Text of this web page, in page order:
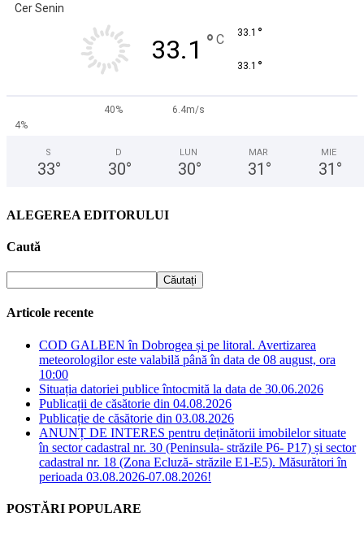
Cer Senin
33.1 ° C 33.1 °
33.1 °
40%
6.4m/s
4%
S
33°
D
30°
LUN
30°
MAR
31 °
MIE
31 °
ALEGEREA EDITORULUI
Caută
Articole recente
COD GALBEN în Dobrogea și pe litoral. Avertizarea
meteorologilor este valabilă până în data de 08 august, ora
10:00
Situația datoriei publice întocmită la data de 30.06.2026
Publicații de căsătorie din 04.08.2026
Publicație de căsătorie din 03.08.2026
ANUNȚ DE INTERES pentru deținătorii imobilelor situate
în sector cadastral nr. 30 (Peninsula- străzile P6- P17) și sector
cadastral nr. 18 (Zona Ecluză- străzile E1-E5). Măsurători în
perioada 03.08.2026-07.08.2026!
POSTĂRI POPULARE